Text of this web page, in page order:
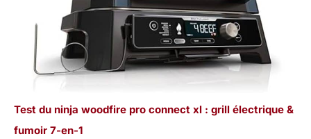
Test du ninja woodfire pro connect xl : grill électrique &
fumoir 7-en-1